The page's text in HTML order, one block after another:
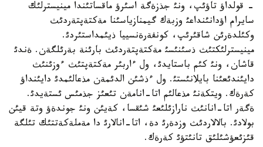
- قولداؤ تاؤئپ، ونئ جذزةگة اسئرؤ ماقساتئندا مينيسترلئك
سايرام اؤدانئنداعئ وزبةك گيمنازياسئنا مةكتةپتةردئث
وكئلدةرئن شاقئرئپ، كونفةرةنسييا ذيئمداستئردئ.
مينيسترلئكتئث ذسئنئسئ مةكتةپتةردئث بارئنة بةرئلگةن. ةندئ
قاشان، ونئ كئم باستايدئ، ول ءاربئر مةكتةپتئث ءوزئنئث
دايئندئعئنا بايلانئستئ. ول ءذشئن الدئمةن مذعالئمدئ دايئنداؤ
كةرةك. ويتكةنئ مذعالئم اتا-انامةن تئعئز جذمئس ئستةيدئ.
ةگةر اتا-انانئث نارازئلئعئ شئقسا، كةيئن ونئ جوندةؤ وتة قيئن
بولادئ. بالالاردئث وزدةرئ دة، اتا-انالارئ دا مةملةكةتتئك تئلگة
قئزئعؤشئلئق تانئتؤئ كةرةك.